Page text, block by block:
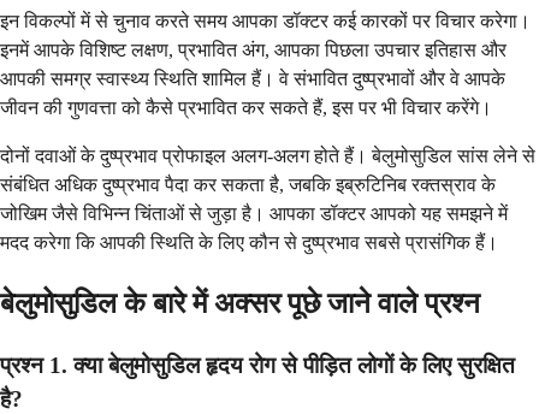
इन विकल्पों में से चुनाव करते समय आपका डॉक्टर कई कारकों पर विचार करेगा।
इनमें आपके विशिष्ट लक्षण, प्रभावित अंग, आपका पिछला उपचार इतिहास और
आपकी समग्र स्वास्थ्य स्थिति शामिल हैं। वे संभावित दुष्प्रभावों और वे आपके
जीवन की गुणवत्ता को कैसे प्रभावित कर सकते हैं, इस पर भी विचार करेंगे।
दोनों दवाओं के दुष्प्रभाव प्रोफाइल अलग-अलग होते हैं। बेलुमोसुडिल सांस लेने से
संबंधित अधिक दुष्प्रभाव पैदा कर सकता है, जबकि इब्रुटिनिब रक्तस्राव के
जोखिम जैसे विभिन्न चिंताओं से जुड़ा है। आपका डॉक्टर आपको यह समझने में
मदद करेगा कि आपकी स्थिति के लिए कौन से दुष्प्रभाव सबसे प्रासंगिक हैं।
बेलुमोसुडिल के बारे में अक्सर पूछे जाने वाले प्रश्न
प्रश्न 1. क्या बेलुमोसुडिल हृदय रोग से पीड़ित लोगों के लिए सुरक्षित
है?